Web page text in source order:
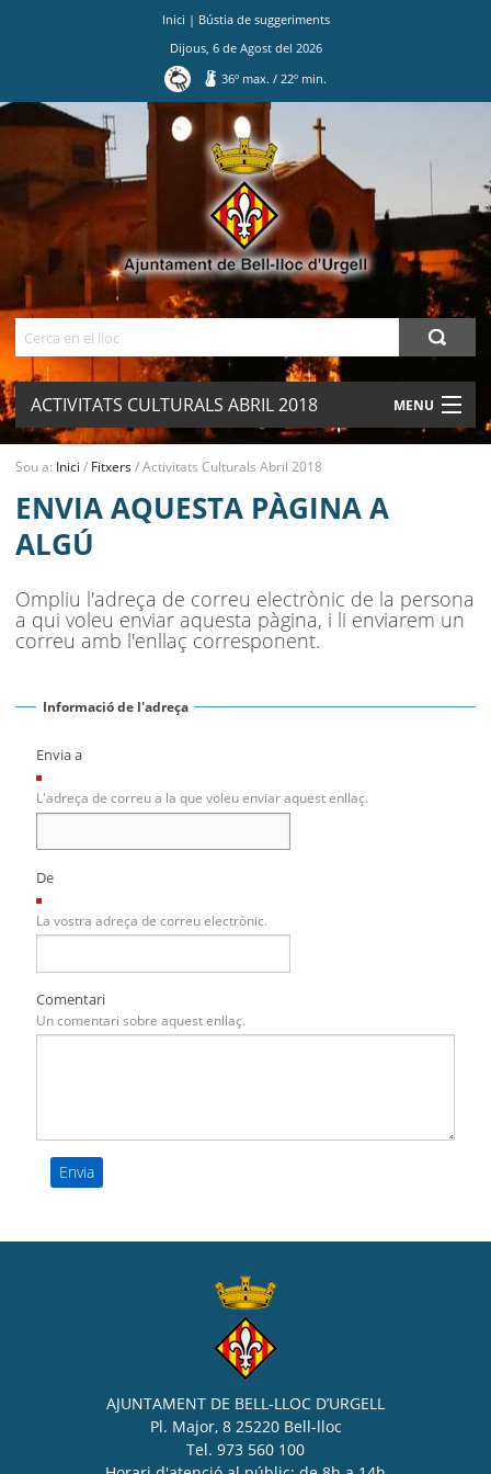
Inici | Bústia de suggeriments
Dijous, 6de Agostdel 2026
36º max./ 22º min.
ACTIVITATS CULTURALS ABRIL 2018 MENU
MUNICIPI
SEU ELECTRÒNICA
BELL-LLOC SOLUCIONA
Sou a: Inici / Fitxers/Activitats Culturals Abril 2018
ENVIA AQUESTA PÀGINA A
ALGÚ
Ompliu l'adreça de correu electrònic de la persona
a qui voleu enviar aquesta pàgina, i li enviarem un
correu amb l'enllaç corresponent.
Informació de l'adreça
Envia a
L'adreça de correu a la que voleu enviar aquest enllaç.
De
La vostra adreça de correu electrònic.
Comentari
Un comentari sobre aquest enllaç.
AJUNTAMENT DE BELL-LLOC D’URGELL
Pl. Major, 8 25220 Bell-lloc
Tel. 973 560 100